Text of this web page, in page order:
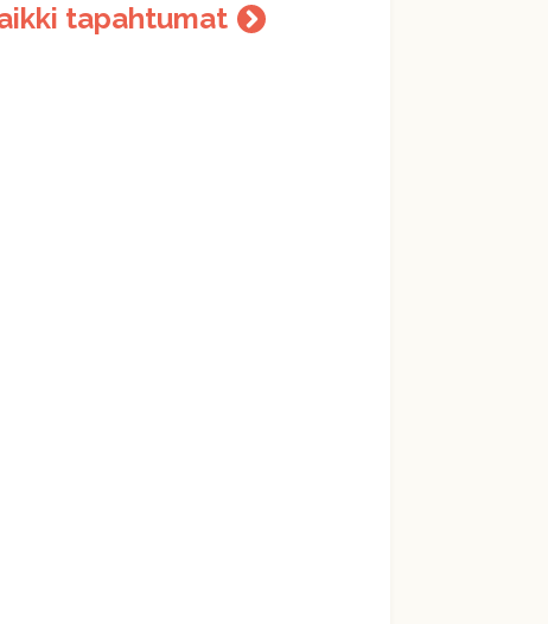
tapahtumat